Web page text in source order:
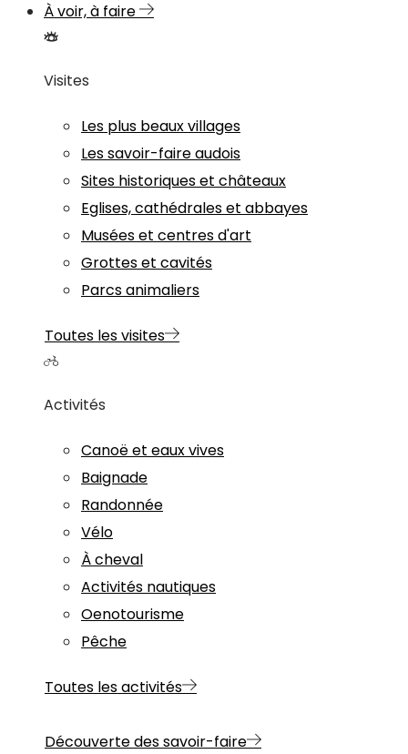
À voir, à faire
Visites
Les plus beaux villages
Les savoir-faire audois
Sites historiques et châteaux
Eglises, cathédrales et abbayes
Musées et centres d'art
Grottes et cavités
Parcs animaliers
Toutes les visites
Activités
Canoë et eaux vives
Baignade
Randonnée
Vélo
À cheval
Activités nautiques
Oenotourisme
Pêche
Toutes les activités
Découverte des savoir-faire